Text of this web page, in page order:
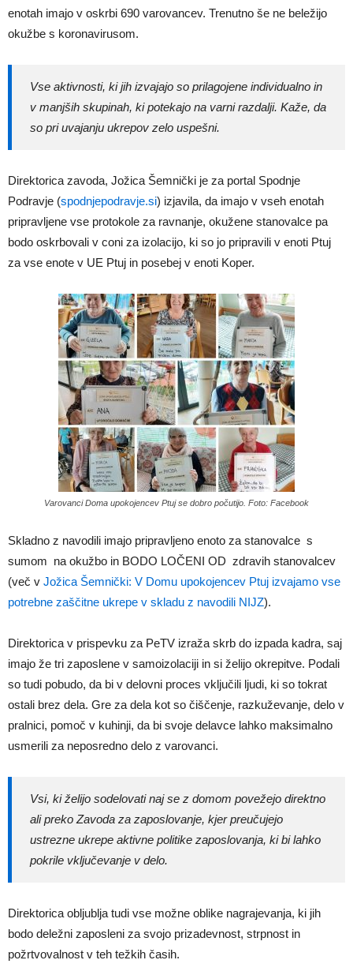
enotah imajo v oskrbi 690 varovancev. Trenutno še ne beležijo
okužbe s koronavirusom.
Vse aktivnosti, ki jih izvajajo so prilagojene individualno in
v manjših skupinah, ki potekajo na varni razdalji. Kaže, da
so pri uvajanju ukrepov zelo uspešni.
Direktorica zavoda, Jožica Šemnički je za portal Spodnje
Podravje (spodnjepodravje.si) izjavila, da imajo v vseh enotah
pripravljene vse protokole za ravnanje, okužene stanovalce pa
bodo oskrbovali v coni za izolacijo, ki so jo pripravili v enoti Ptuj
za vse enote v UE Ptuj in posebej v enoti Koper.
Varovanci Doma upokojencev Ptuj se dobro počutijo. Foto: Facebook
Skladno z navodili imajo pripravljeno enoto za stanovalce s
sumom na okužbo in BODO LOČENI OD zdravih stanovalcev
(več v Jožica Šemnički: V Domu upokojencev Ptuj izvajamo vse
potrebne zaščitne ukrepe v skladu z navodili NIJZ).
Direktorica v prispevku za PeTV izraža skrb do izpada kadra, saj
imajo že tri zaposlene v samoizolaciji in si želijo okrepitve. Podali
so tudi pobudo, da bi v delovni proces vključili ljudi, ki so tokrat
ostali brez dela. Gre za dela kot so čiščenje, razkuževanje, delo v
pralnici, pomoč v kuhinji, da bi svoje delavce lahko maksimalno
usmerili za neposredno delo z varovanci.
Vsi, ki želijo sodelovati naj se z domom povežejo direktno
ali preko Zavoda za zaposlovanje, kjer preučujejo
ustrezne ukrepe aktivne politike zaposlovanja, ki bi lahko
pokrile vključevanje v delo.
Direktorica obljublja tudi vse možne oblike nagrajevanja, ki jih
bodo deležni zaposleni za svojo prizadevnost, strpnost in
požrtvovalnost v teh težkih časih.